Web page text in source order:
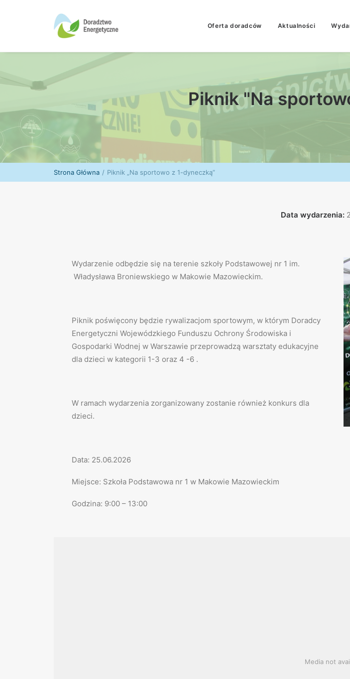
Oferta doradców Aktualności
Piknik "Na
Strona Główna Piknik „Na sportowo z 1-dyneczką”
Data wydarzenia:
Wydarzenie odbędzie się na terenie szkoły Podstawowej nr 1 im.
Władysława Broniewskiego w Makowie Mazowieckim.
Piknik poświęcony będzie rywalizacjom sportowym, w którym Doradcy
Energetyczni Wojewódzkiego Funduszu Ochrony Środowiska i
Gospodarki Wodnej w Warszawie przeprowadzą warsztaty edukacyjne
dla dzieci w kategorii 1-3 oraz 4 -6 .
W ramach wydarzenia zorganizowany zostanie również konkurs dla
dzieci.
Data: 25.06.2026
Miejsce: Szkoła Podstawowa nr 1 w Makowie Mazowieckim
Godzina: 9:00 – 13:00
Media not